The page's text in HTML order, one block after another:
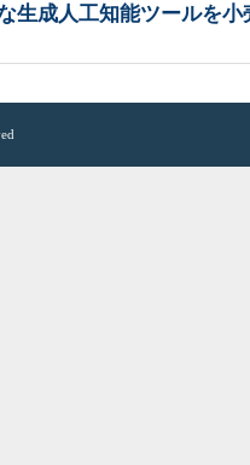
生成人工知能ツールを小